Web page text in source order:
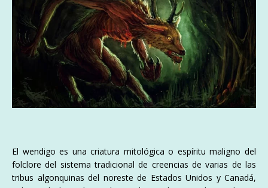
El wendigo es una criatura mitológica o espíritu maligno del
folclore del sistema tradicional de creencias de varias de las
tribus algonquinas del noreste de Estados Unidos y Canadá,